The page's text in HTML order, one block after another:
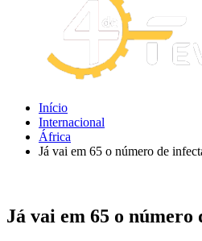
Início
Internacional
África
Já vai em 65 o número de
Já vai em 65 o